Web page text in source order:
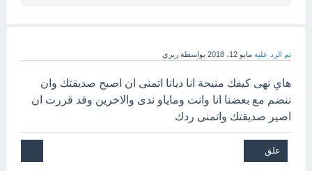
تم الرد عليه مايو 12، 2018 بواسطة ريري
هاي نهى كيفك منيحة انا ديانا اتمنى ان اصبح صديقتك وان
ننضم مع بعضنا انا وانت وماياو ندى والاخرين وقد قررت ان
اصير صديقتك واتمنى ردك